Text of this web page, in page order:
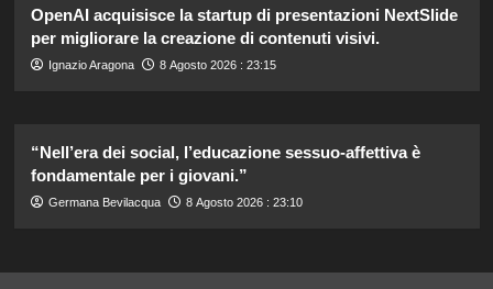
OpenAI acquisisce la startup di presentazioni NextSlide
per migliorare la creazione di contenuti visivi.
Ignazio Aragona 8 Agosto 2026 : 23:15
“Nell’era dei social, l’educazione sessuo-affettiva è
fondamentale per i giovani.”
Germana Bevilacqua 8 Agosto 2026 : 23:10